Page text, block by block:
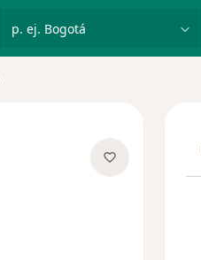
p. ej. Bogotá